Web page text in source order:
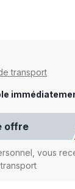
transport
offre
vous